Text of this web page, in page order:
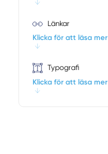
Länkar
Klicka för att läsa mer
Typografi
Klicka för att läsa mer